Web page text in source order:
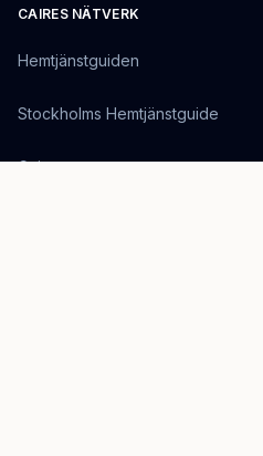
CAIRES NÄTVERK
Hemtjänstguiden
Stockholms Hemtjänstguide
Caire